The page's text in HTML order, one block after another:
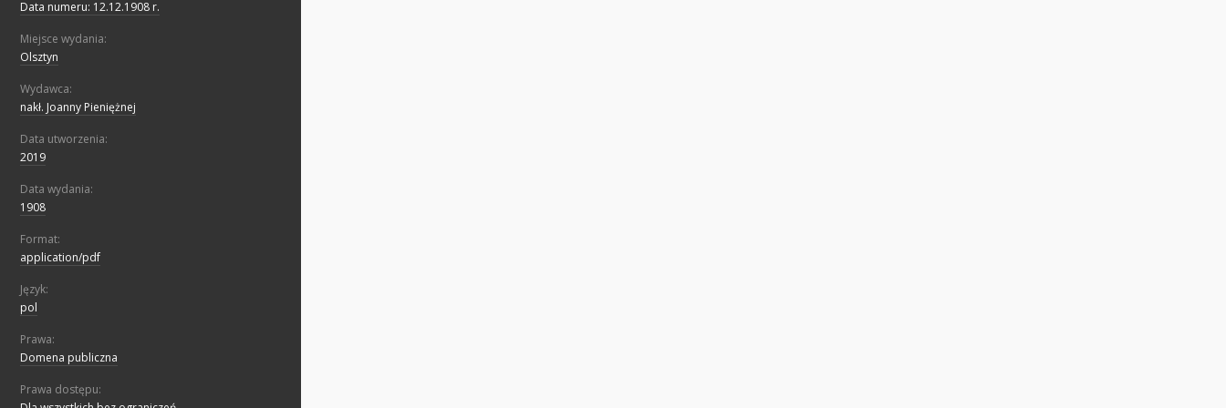
Data numeru: 12.12.1908 r.
Miejsce wydania:
Olsztyn
Wydawca:
nakł. Joanny Pieniężnej
Data utworzenia:
2019
Data wydania:
1908
Format:
application/pdf
Język:
pol
Prawa:
Domena publiczna
Prawa dostępu: